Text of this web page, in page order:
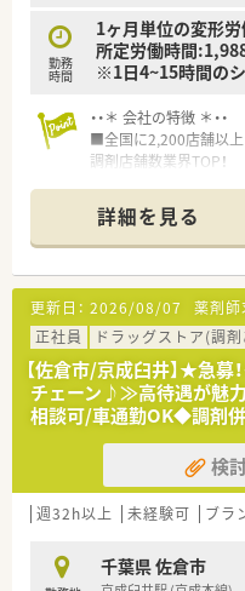
勤務
時間
1ヶ月単位の変形
所定労働時間:1,988
※1日4~15時間のシ
・・＊ 会社の特徴 ＊・・
■全国に2,200店舗以上
調剤店舗数業界TOP！
頑張り次第で高給与も可
■経験や勤務コースに
半スタートと業界TOP水
■職種や職域に合わせ
修を用意されています
■薬剤師が中心の会社
種多様に用意されてい
■店舗拡大に伴い、エ
トのポジションも増え
■在宅や教育等の専門
とも可能です。
■その他にも、管理部
域は多種多様です。
■在宅実施店舗は年々
わる事ができます。
時短勤務ができるよう
■年間休日が120日と
詳細を見る
更新日： 2026/08/07 薬剤師
正社員
ドラッグストア(調
【佐倉市/京成臼井】★急
チェーン♪≫高待遇が魅
相談可/車通勤OK◆調剤併
検
週32h以上 未経験可 ブラ
千葉県 佐倉市